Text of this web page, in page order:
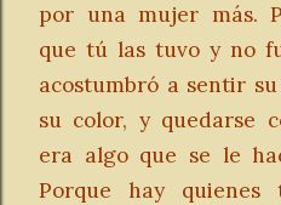
por una mujer más.
que tú las tuvo y no
acostumbró a sentir
su color, y quedarse
era algo que se le
Porque hay quienes